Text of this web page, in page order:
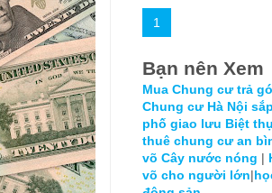
1
Bạn nên Xem
Mua Chung cư trả
Chung cư Hà Nội
phố giao lưu Biệt
thuê chung cư an
võ Cây nước nóng |
võ cho người lớn|